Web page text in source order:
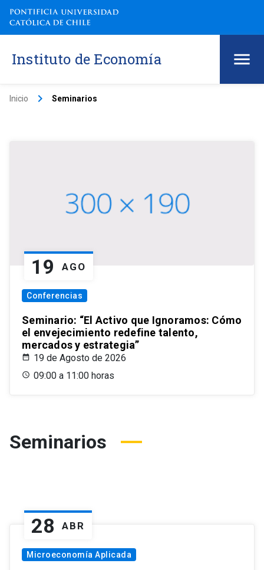
Instituto de Economía
Inicio keyboard_arrow_right Seminarios
19 AGO
Conferencias
Seminario: “El Activo que Ignoramos: Cómo
el envejecimiento redefine talento,
mercados y estrategia”
19 de Agosto de 2026
09:00 a 11:00 horas
Seminarios
28 ABR
Microeconomía Aplicada